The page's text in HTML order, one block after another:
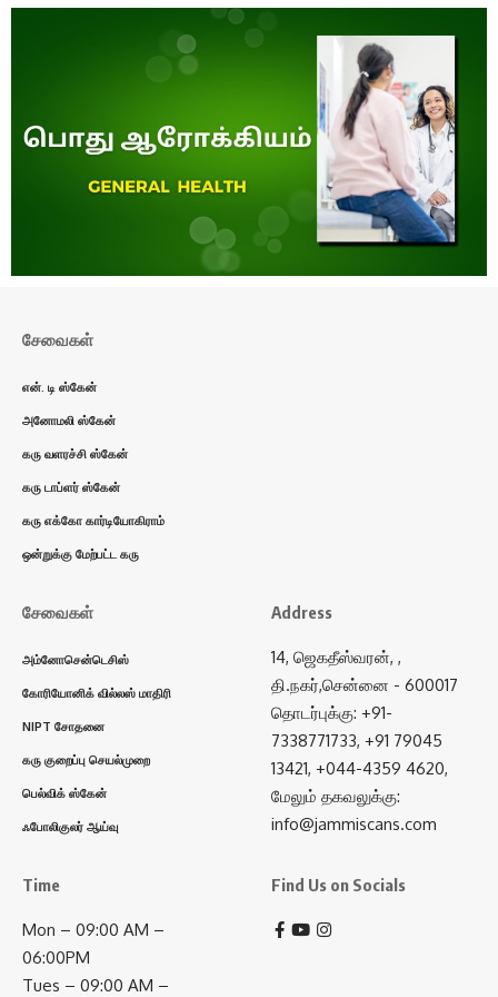
சேவைகள்
என். டி ஸ்கேன்
அனோமலி ஸ்கேன்
கரு வளரச்சி ஸ்கேன்
கரு டாப்ளர் ஸ்கேன்
கரு எக்கோ கார்டியோகிராம்
ஒன்றுக்கு மேற்பட்ட கரு
சேவைகள்
அம்னோசென்டெசிஸ்
கோரியோனிக் வில்லஸ் மாதிரி
NIPT சோதனை
கரு குறைப்பு செயல்முறை
பெல்விக் ஸ்கேன்
ஃபோலிகுலர் ஆய்வு
Address
14, ஜெகதீஸ்வரன், ,
தி.நகர்,சென்னை - 600017
தொடர்புக்கு: +91-
7338771733, +91 79045
13421, +044-4359 4620,
மேலும் தகவலுக்கு:
info@jammiscans.com
Time
Mon – 09:00 AM –
06:00PM
Tues – 09:00 AM –
Find Us on Socials